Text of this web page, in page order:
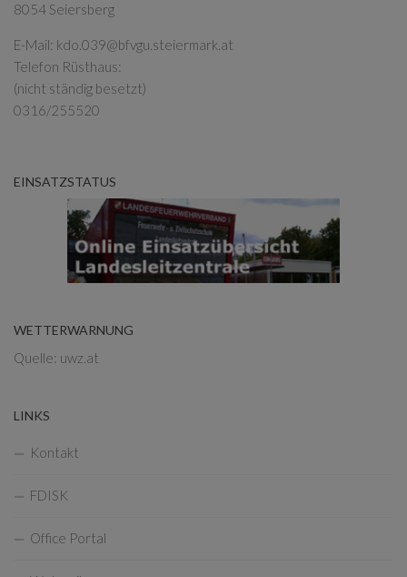
8054 Seiersberg
E-Mail: kdo.039@bfvgu.steiermark.at
Telefon Rüsthaus:
(nicht ständig besetzt)
0316/255520
EINSATZSTATUS
WETTERWARNUNG
Quelle: uwz.at
LINKS
Kontakt
FDISK
Office Portal